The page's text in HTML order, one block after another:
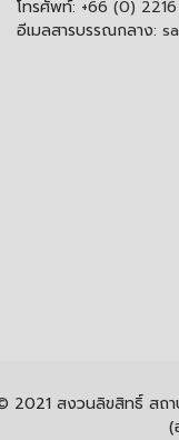
โทรศัพท์: +66 (0)
อีเมลสารบรรณกลาง:
2021 สงวนลิขสิทธิ์ สถา
(